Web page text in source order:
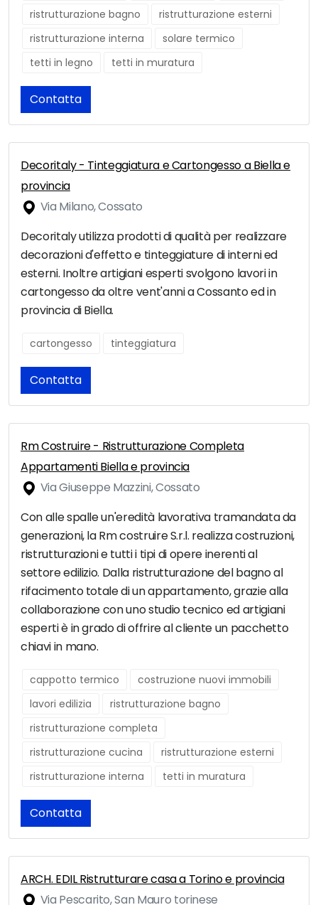
ristrutturazione bagno
ristrutturazione esterni
ristrutturazione interna
solare termico
tetti in legno
tetti in muratura
Contatta
Decoritaly - Tinteggiatura e Cartongesso a Biella e
provincia
Via Milano, Cossato
Decoritaly utilizza prodotti di qualità per realizzare
decorazioni d'effetto e tinteggiature di interni ed
esterni. Inoltre artigiani esperti svolgono lavori in
cartongesso da oltre vent'anni a Cossanto ed in
provincia di Biella.
cartongesso tinteggiatura
Contatta
Rm Costruire - Ristrutturazione Completa
Appartamenti Biella e provincia
Via Giuseppe Mazzini, Cossato
Con alle spalle un'eredità lavorativa tramandata da
generazioni, la Rm costruire S.r.l. realizza costruzioni,
ristrutturazioni e tutti i tipi di opere inerenti al
settore edilizio. Dalla ristrutturazione del bagno al
rifacimento totale di un appartamento, grazie alla
collaborazione con uno studio tecnico ed artigiani
esperti è in grado di offrire al cliente un pacchetto
chiavi in mano.
cappotto termico
costruzione nuovi immobili
lavori edilizia
ristrutturazione bagno
ristrutturazione completa
ristrutturazione cucina
ristrutturazione esterni
ristrutturazione interna
tetti in muratura
Contatta
ARCH. EDIL Ristrutturare casa a Torino e provincia
Via Pescarito, San Mauro torinese